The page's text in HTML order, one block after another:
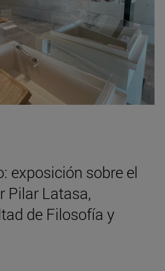
exposición sobre el
Pilar Latasa,
de Filosofía y